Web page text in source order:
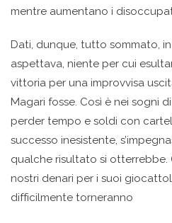
mentre aumentano i
Dati, dunque, tutto sommato,
aspettava, niente per cui
vittoria per una improvvisa
Magari fosse. Così è nei sogni
perder tempo e soldi con
successo inesistente,
qualche risultato si otterrebbe.
nostri denari per i suoi
difficilmente torneranno